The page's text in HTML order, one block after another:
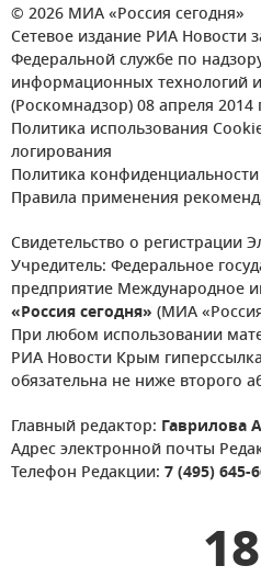
© 2026 МИА «Россия сегодня»
Сетевое издание РИА Новости
Федеральной службе по
информационных технологий
(Роскомнадзор) 08 апреля 2014
Политика использования
логирования
Политика конфиденциальности
Правила применения
Свидетельство о регистрации
Учредитель: Федеральное
предприятие Международное
«Россия сегодня» (МИА
При любом использовании
РИА Новости Крым
обязательна не ниже второго
Главный редактор: Гаврилова
Адрес электронной почты
Телефон Редакции: 7 (495) 645-